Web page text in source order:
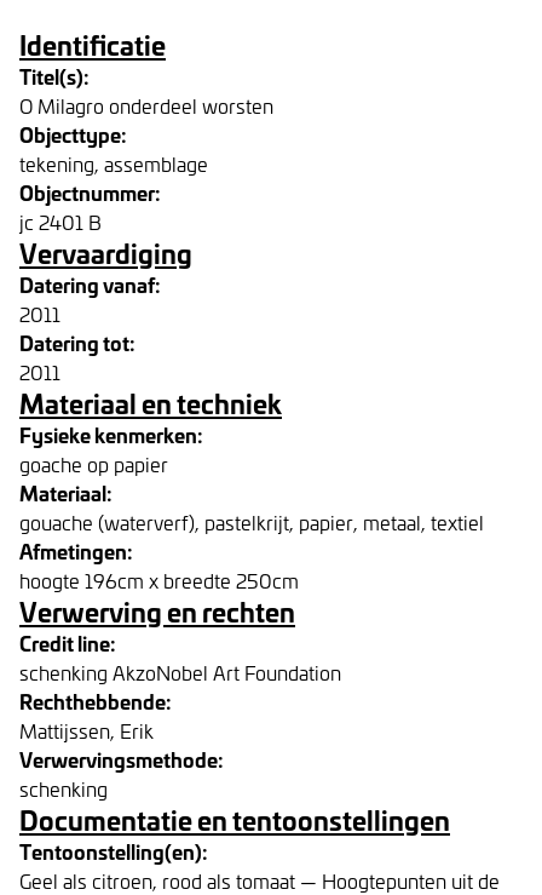
Identificatie
Titel(s):
O Milagro onderdeel worsten
Objecttype:
tekening, assemblage
Objectnummer:
jc 2401 B
Vervaardiging
Datering vanaf:
2011
Datering tot:
2011
Materiaal en techniek
Fysieke kenmerken:
goache op papier
Materiaal:
gouache (waterverf), pastelkrijt, papier, metaal, textiel
Afmetingen:
hoogte 196cm x breedte 250cm
Verwerving en rechten
Credit line:
schenking AkzoNobel Art Foundation
Rechthebbende:
Mattijssen, Erik
Verwervingsmethode:
schenking
Documentatie en tentoonstellingen
Tentoonstelling(en):
Geel als citroen, rood als tomaat — Hoogtepunten uit de